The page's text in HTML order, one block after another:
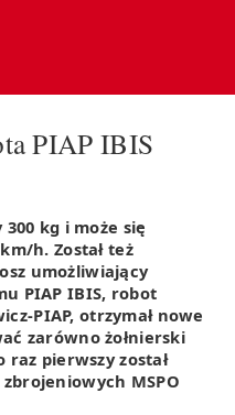
PIAP IBIS
kg i może się
h. Został też
umożliwiający
PIAP IBIS, robot
PIAP, otrzymał nowe
zarówno żołnierski
pierwszy został
MSPO